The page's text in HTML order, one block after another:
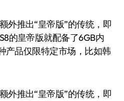
的皇帝版就配备了6GB内
产品仅限特定市场，比如韩
外推出“皇帝版”的传统，即